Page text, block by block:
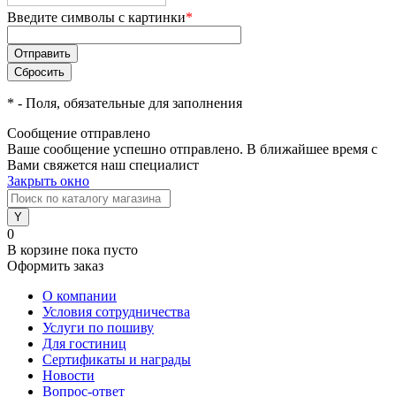
Введите символы с картинки*
* - Поля, обязательные для заполнения
Сообщение отправлено
Ваше сообщение успешно отправлено. В ближайшее время с
Вами свяжется наш специалист
Закрыть окно
0
В корзине пока пусто
Оформить заказ
О компании
Условия сотрудничества
Услуги по пошиву
Для гостиниц
Сертификаты и награды
Новости
Вопрос-ответ